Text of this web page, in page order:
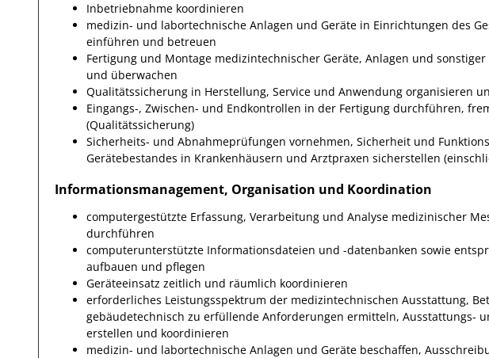
Inbetriebnahme koordinieren
medizin- und labortechnische Anlagen und Geräte in Einrichtungen des
einführen und betreuen
Fertigung und Montage medizintechnischer Geräte, Anlagen und
und überwachen
Qualitätssicherung in Herstellung, Service und Anwendung organisieren
Eingangs-, Zwischen- und Endkontrollen in der Fertigung durchführen,
(Qualitätssicherung)
Sicherheits- und Abnahmeprüfungen vornehmen, Sicherheit und
Gerätebestandes in Krankenhäusern und Arztpraxen sicherstellen
Informationsmanagement, Organisation und Koordination
computergestützte Erfassung, Verarbeitung und Analyse medizinischer
durchführen
computerunterstützte Informationsdateien und -datenbanken sowie
aufbauen und pflegen
Geräteeinsatz zeitlich und räumlich koordinieren
erforderliches Leistungsspektrum der medizintechnischen Ausstattung,
gebäudetechnisch zu erfüllende Anforderungen ermitteln, Ausstattungs-
erstellen und koordinieren
medizin- und labortechnische Anlagen und Geräte beschaffen,